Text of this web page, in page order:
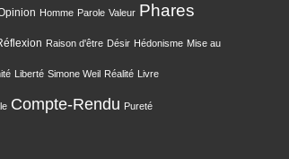
Homme Parole Valeur Phares
Raison d'être Désir Hédonisme Mise au
Liberté Simone Weil Réalité Livre
Compte-Rendu Pureté